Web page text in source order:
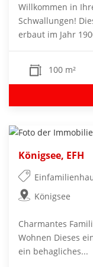
Willkommen in
Schwallungen!
erbaut im Jahr
100 m²
Königsee, EFH
Königsee
Charmantes
Wohnen Dieses
ein behagliches...